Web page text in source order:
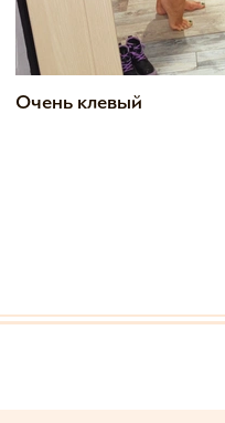
Очень клевый